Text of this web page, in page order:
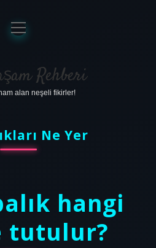
Anasayfa
Politikası
Uyarı
menüyü
aç
Rehberi
alan neşeli fikirler!
Ne Yer
hangi
tutulur?